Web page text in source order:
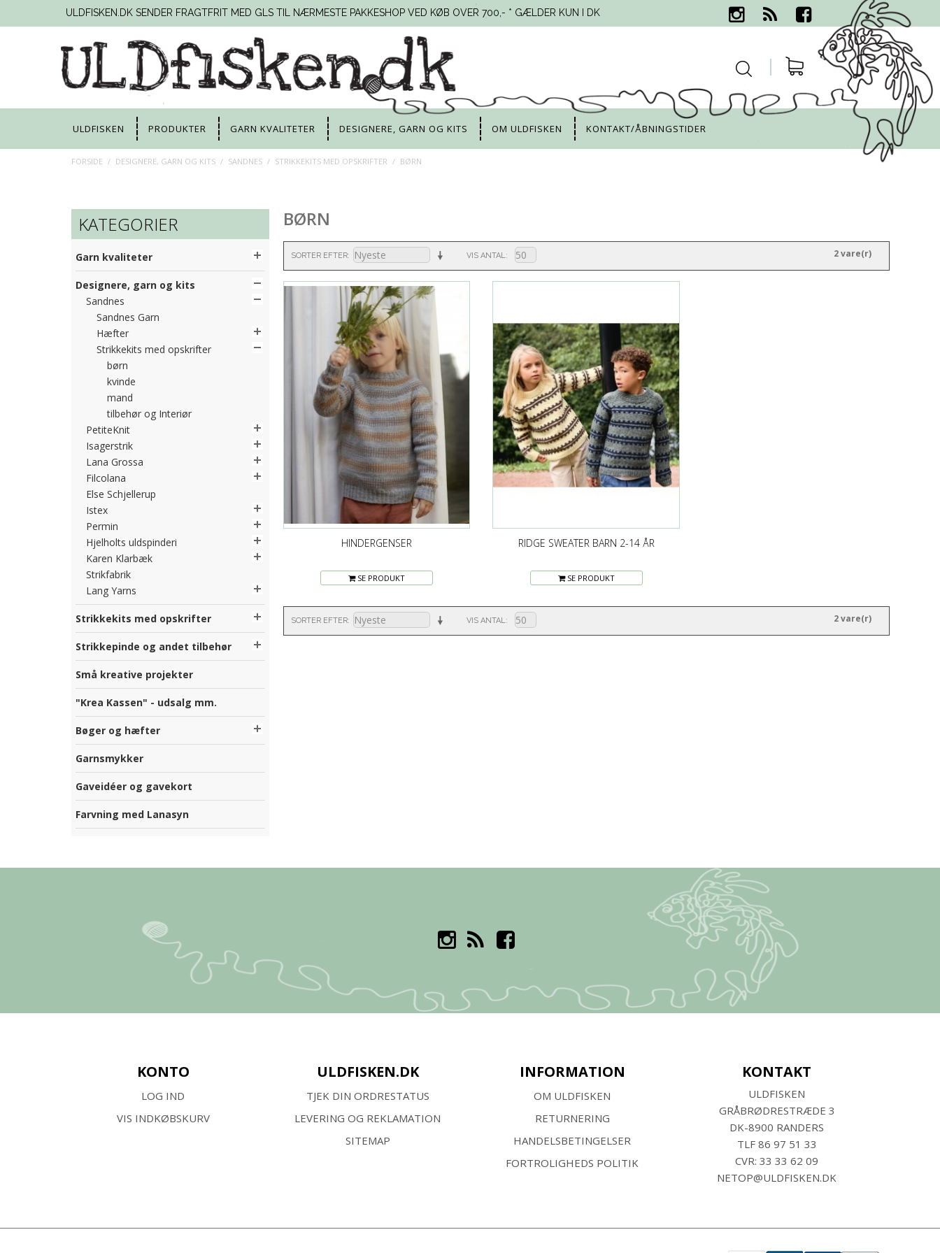
ULDFISKEN.DK SENDER FRAGTFRIT MED GLS TIL NÆRMESTE PAKKESHOP VED KØB OVER 700,- * GÆLDER KUN I DK
ULDFISKEN PRODUKTER GARN KVALITETER DESIGNERE, GARN OG KITS OM ULDFISKEN KONTAKT/ÅBNINGSTIDER
FORSIDE / DESIGNERE, GARN OG KITS / SANDNES / STRIKKEKITS MED OPSKRIFTER / BØRN
KATEGORIER
Garn kvaliteter
Designere, garn og kits
Sandnes
Sandnes Garn
Hæfter
Strikkekits med opskrifter
børn
kvinde
mand
tilbehør og Interiør
PetiteKnit
Isagerstrik
Lana Grossa
Filcolana
Else Schjellerup
Istex
Permin
Hjelholts uldspinderi
Karen Klarbæk
Strikfabrik
Lang Yarns
Strikkekits med opskrifter
Strikkepinde og andet tilbehør
Små kreative projekter
"Krea Kassen" - udsalg mm.
Bøger og hæfter
Garnsmykker
Gaveidéer og gavekort
Farvning med Lanasyn
BØRN
SORTER EFTER VIS ANTAL 2 vare(r)
HINDERGENSER
SE PRODUKT
RIDGE SWEATER BARN 2-14 ÅR
SE PRODUKT
SORTER EFTER VIS ANTAL 2 vare(r)
KONTO
LOG IND
VIS INDKØBSKURV
ULDFISKEN.DK
TJEK DIN ORDRESTATUS
LEVERING OG REKLAMATION
SITEMAP
INFORMATION
OM ULDFISKEN
RETURNERING
HANDELSBETINGELSER
FORTROLIGHEDS POLITIK
KONTAKT
ULDFISKEN
GRÅBRØDRESTRÆDE 3
DK-8900 RANDERS
TLF 86 97 51 33
CVR: 33 33 62 09
NETOP@ULDFISKEN.DK